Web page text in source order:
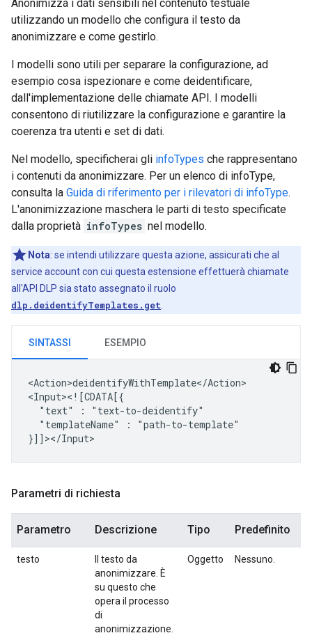
Anonimizza i dati sensibili nel contenuto testuale
utilizzando un modello che configura il testo da
anonimizzare e come gestirlo.
I modelli sono utili per separare la configurazione, ad
esempio cosa ispezionare e come deidentificare,
dall'implementazione delle chiamate API. I modelli
consentono di riutilizzare la configurazione e garantire la
coerenza tra utenti e set di dati.
Nel modello, specificherai gli infoTypes che rappresentano
i contenuti da anonimizzare. Per un elenco di infoType,
consulta la Guida di riferimento per i rilevatori di infoType.
L'anonimizzazione maschera le parti di testo specificate
dalla proprietà infoTypes nel modello.
Nota: se intendi utilizzare questa azione, assicurati che al
service account con cui questa estensione effettuerà chiamate
all'API DLP sia stato assegnato il ruolo
dlp.deidentifyTemplates.get
SINTASSI ESEMPIO
<Action>deidentifyWithTemplate</Action>
"text"
:
"templateName"
:
"path-to-template"
Parametri di richiesta
Parametro Descrizione Tipo Predefinito
testo
Il testo da
anonimizzare. È
su questo che
opera il processo
di
anonimizzazione.
Oggetto Nessuno.